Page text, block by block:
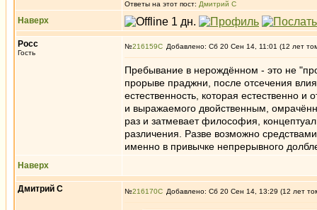
Ответы на этот пост: Дмитрий С
Наверх
Росс
Гость
№216159 Добавлено: Сб 20 Сен 14, 11:01 (12 лет
Пребывание в нерождённом - это не
прорыве праджни, после отсечения
естественность, которая естественно и
и выражаемого двойственным,
раз и затмевает философия,
различения. Разве возможно
именно в привычке непрерывного
Наверх
Дмитрий С №216170 Добавлено: Сб 20 Сен 14, 13:29 (12 лет